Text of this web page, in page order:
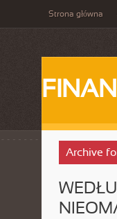
Strona główna
Archive